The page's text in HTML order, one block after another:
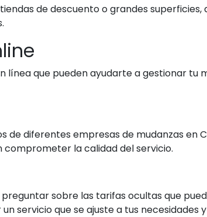
de descuento o grandes
línea que pueden ayudarte a gestionar tu
diferentes empresas de mudanzas en
la calidad del servicio.
sobre las tarifas ocultas que
servicio que se ajuste a tus necesidades